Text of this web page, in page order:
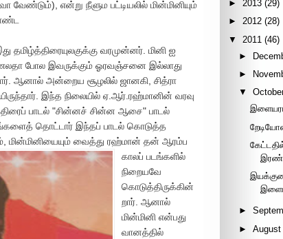
என்று நீளும பட்டியலில் மின்மினியும்
தமிழ்த்திரையுலகுக்கு வரமுன்னர். மினி ஐ
போல இவருக்கும் ஓரவஞ்சனை இல்லாது
ஆனால் அன்றைய சூழலில் ஜானகி, சித்ரா
இந்த நிலையில் ஏ.ஆர்.ரஹ்மானின் வரவு
பாடல் "சின்னச் சின்ன ஆசை" பாடல்
தொட்டார் இந்தப் பாடல் கொடுத்த
மின்மினியையும் வைத்து ரஹ்மான் தன் ஆரம்ப
காலப் படங்களில்
நிறையவே
கொடுத்திருக்கின்
றார். ஆனால்
மின்மினி என்பது
வானத்தில்
► 2013 (29)
► 2012 (28)
▼
2011 (46)
►
►
▼
►
►August